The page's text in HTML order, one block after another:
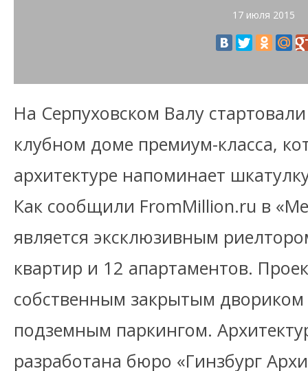
17 июля 2015
На Серпуховском Валу
клубном доме премиум-класса,
архитектуре напоминает
Как сообщили FromMillion.ru в
является эксклюзивным
квартир и 12 апартаментов.
собственным закрытым
подземным паркингом.
разработана бюро «Гинзбург